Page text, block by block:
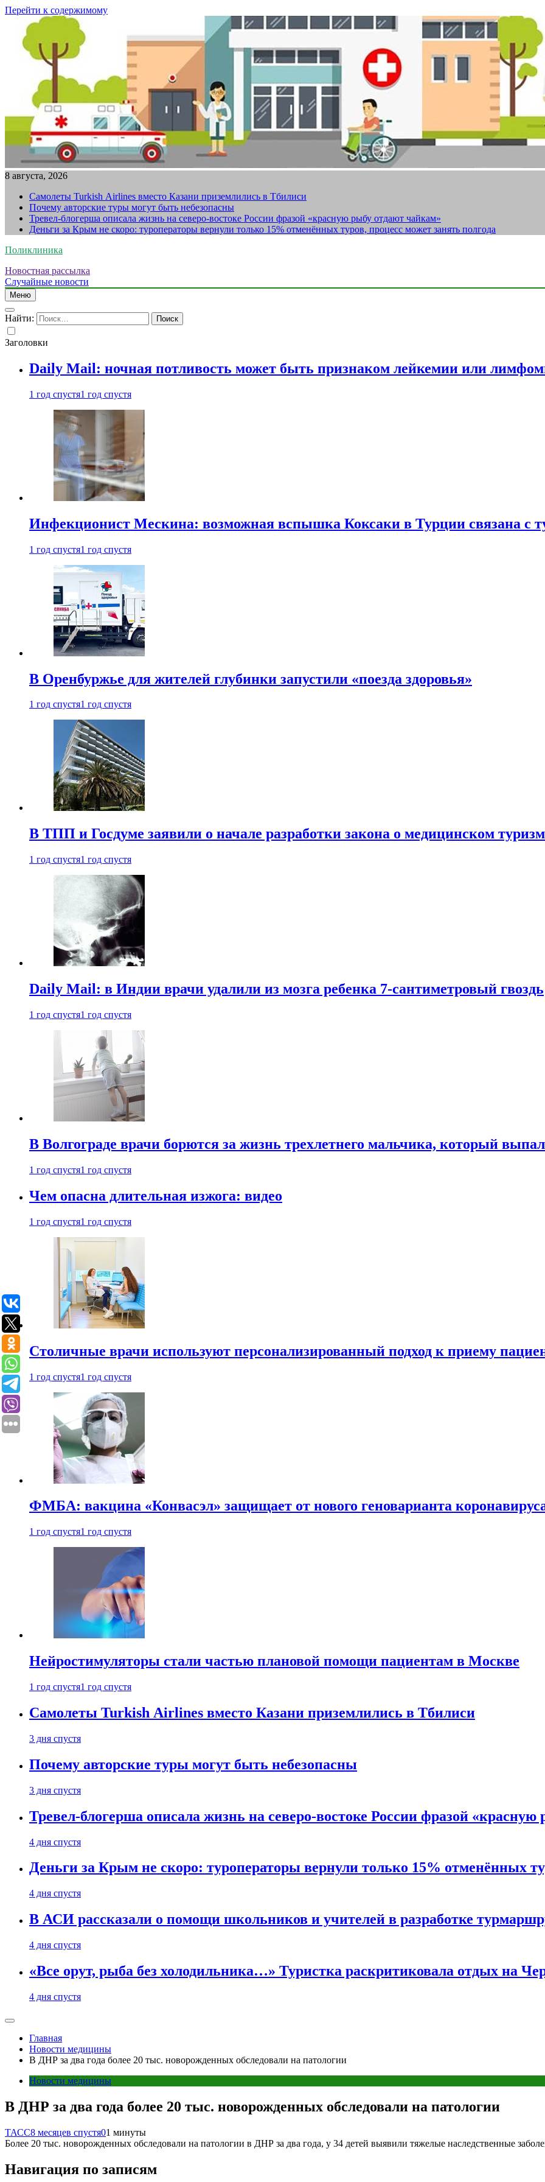
Перейти к содержимому
8 августа, 2026
Самолеты Turkish Airlines вместо Казани приземлились в Тбилиси
Почему авторские туры могут быть небезопасны
Тревел-блогерша описала жизнь на северо-востоке России фразой «красную рыбу отдают чайкам»
Деньги за Крым не скоро: туроператоры вернули только 15% отменённых туров, процесс может занять полгода
Поликлиника
Новостная рассылка
Случайные новости
Меню
Найти:
Заголовки
Daily Mail: ночная потливость может быть признаком лейкемии или
1 год спустя1 год спустя
Инфекционист Мескина: возможная вспышка Коксаки в Турции связана с
1 год спустя1 год спустя
В Оренбуржье для жителей глубинки запустили «поезда здоровья»
1 год спустя1 год спустя
В ТПП и Госдуме заявили о начале разработки закона о медицинском
1 год спустя1 год спустя
Daily Mail: в Индии врачи удалили из мозга ребенка 7-сантиметровый гвоздь
1 год спустя1 год спустя
В Волгограде врачи борются за жизнь трехлетнего мальчика, который
1 год спустя1 год спустя
Чем опасна длительная изжога: видео
1 год спустя1 год спустя
Столичные врачи используют персонализированный подход к приему
1 год спустя1 год спустя
ФМБА: вакцина «Конвасэл» защищает от нового геноварианта
1 год спустя1 год спустя
Нейростимуляторы стали частью плановой помощи пациентам в Москве
1 год спустя1 год спустя
Самолеты Turkish Airlines вместо Казани приземлились в Тбилиси
3 дня спустя
Почему авторские туры могут быть небезопасны
3 дня спустя
Тревел-блогерша описала жизнь на северо-востоке России фразой
4 дня спустя
Деньги за Крым не скоро: туроператоры вернули только 15% отменённых
4 дня спустя
В АСИ рассказали о помощи школьников и учителей в разработке
4 дня спустя
«Все орут, рыба без холодильника…» Туристка раскритиковала отдых на
4 дня спустя
Главная
Новости медицины
В ДНР за два года более 20 тыс. новорожденных обследовали на патологии
Новости медицины
В ДНР за два года более 20 тыс. новорожденных обследовали на патологии
ТАСС8 месяцев спустя01 минуты
Более 20 тыс. новорожденных обследовали на патологии в ДНР за два года, у 34 детей выявили тяжелые наследственные
Навигация по записям